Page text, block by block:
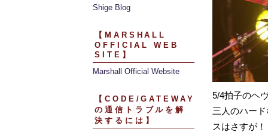
Shige Blog
【MARSHALL
OFFICIAL WEB
SITE】
Marshall Official Website
【CODE/GATEWAY
の通信トラブルを解
決するには】
5/4拍子のヘ
三人のハー
スはさすが！